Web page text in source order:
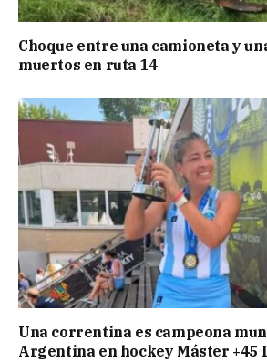
Choque entre una camioneta y
muertos en ruta 14
Una correntina es campeona
Argentina en hockey Máster +45